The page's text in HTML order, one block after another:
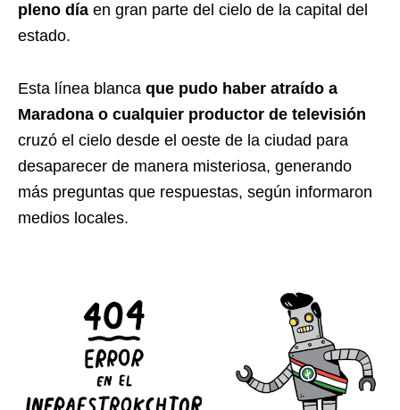
pleno día en gran parte del cielo de la capital del
estado.
Esta línea blanca que pudo haber atraído a
Maradona o cualquier productor de televisión
cruzó el cielo desde el oeste de la ciudad para
desaparecer de manera misteriosa, generando
más preguntas que respuestas, según informaron
medios locales.